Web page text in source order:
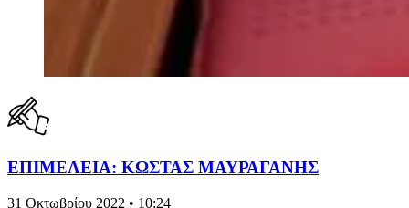
ΕΠΙΜΕΛΕΙΑ: ΚΩΣΤΑΣ ΜΑΥΡΑΓΑΝΗΣ
31 Οκτωβρίου 2022 • 10:24